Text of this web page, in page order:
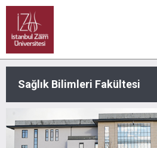
Sağlık Bilimleri Fakültesi